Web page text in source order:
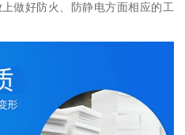
做好防火、防静电方面相应的工